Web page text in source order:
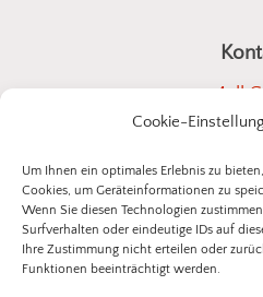
Cookie-
Um Ihnen ein optimales Erlebnis zu
Cookies, um Geräteinformationen zu
Wenn Sie diesen Technologien
Surfverhalten oder eindeutige IDs auf
Ihre Zustimmung nicht erteilen oder
Funktionen beeinträchtigt werden.
a4all
Stuttgarter
73614
E-Mail: